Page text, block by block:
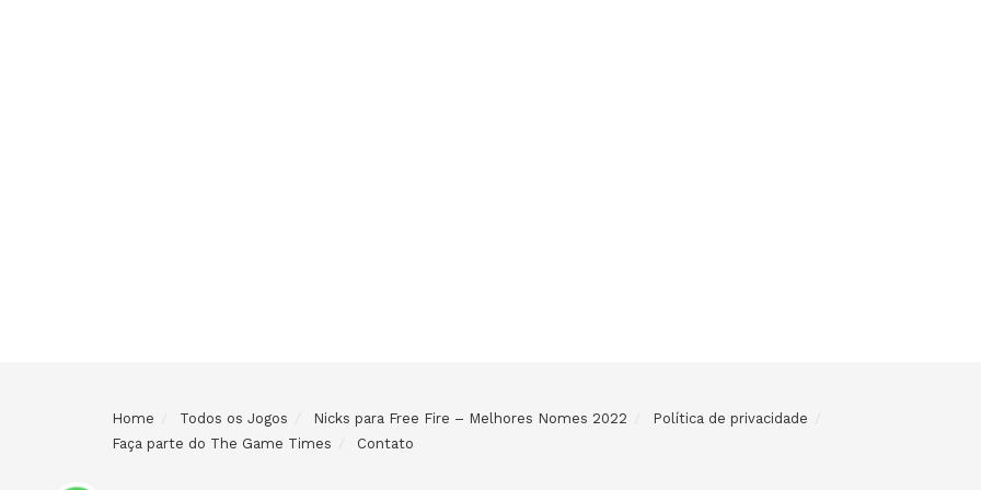
Home Todos os Jogos Nicks para Free Fire – Melhores Nomes 2022
Política de privacidade
Faça parte do The Game Times
Contato